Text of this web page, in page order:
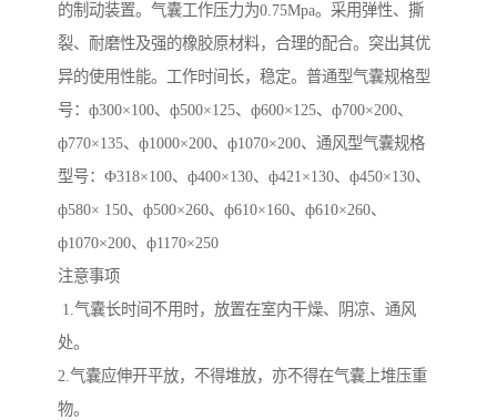
的制动装置。气囊工作压力为0.75Mpa。采用弹性、撕
裂、耐磨性及强的橡胶原材料，合理的配合。突出其优
异的使用性能。工作时间长，稳定。普通型气囊规格型
号：ф300×100、ф500×125、ф600×125、ф700×200、
ф770×135、ф1000×200、ф1070×200、通风型气囊规格
型号：Ф318×100、ф400×130、ф421×130、ф450×130、
ф580× 150、ф500×260、ф610×160、ф610×260、
ф1070×200、ф1170×250
注意事项
1.气囊长时间不用时，放置在室内干燥、阴凉、通风
处。
2.气囊应伸开平放，不得堆放，亦不得在气囊上堆压重
物。